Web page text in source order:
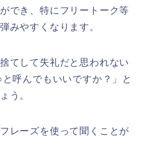
でき、特にフリートーク等
みやすくなります。
てして失礼だと思われない
呼んでもいいですか？」と
う。
レーズを使って聞くことが